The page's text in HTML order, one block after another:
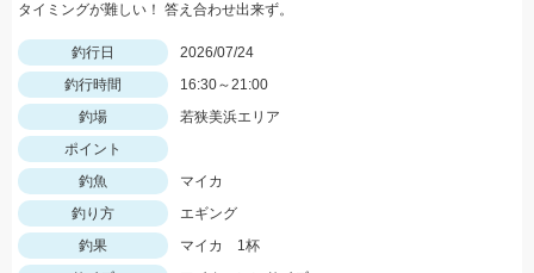
タイミングが難しい！ 答え合わせ出来ず。
釣行日
2026/07/24
釣行時間
16:30～21:00
釣場
若狭美浜エリア
ポイント
釣魚
マイカ
釣り方
エギング
釣果
マイカ 1杯